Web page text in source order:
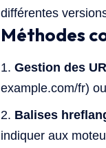
différentes
Méthodes
Gestion des
example.com/fr)
Balises
indiquer aux